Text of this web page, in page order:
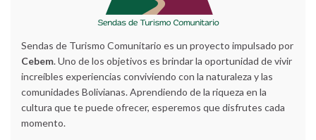
Sendas de Turismo Comunitario es un proyecto impulsado por
Cebem. Uno de los objetivos es brindar la oportunidad de vivir
increíbles experiencias conviviendo con la naturaleza y las
comunidades Bolivianas. Aprendiendo de la riqueza en la
cultura que te puede ofrecer, esperemos que disfrutes cada
momento.